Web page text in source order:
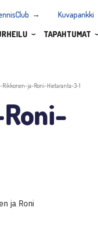
Kuvapankki
TAPAHTUMAT
Rikkonen-ja-Roni-Hietaranta-3-1
ja Roni